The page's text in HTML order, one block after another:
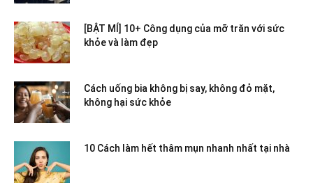
[BẬT MÍ] 10+ Công dụng của mỡ trăn với sức
khỏe và làm đẹp
Cách uống bia không bị say, không đỏ mặt,
không hại sức khỏe
10 Cách làm hết thâm mụn nhanh nhất tại nhà